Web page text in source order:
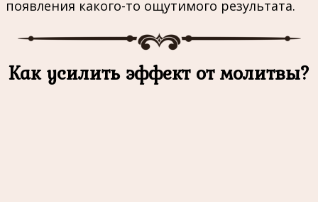
появления какого-то ощутимого результата.
Как усилить эффект от молитвы?